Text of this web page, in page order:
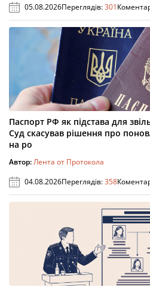
05.08.2026Переглядів:301
Паспорт РФ як підстава для
Суд скасував рішення про
на ро
Автор:Лента от Протокола
04.08.2026Переглядів:358